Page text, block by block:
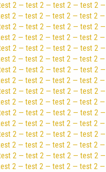
2 — test 2 — test 2 — test
2 — test 2 — test 2 — test 2
2 — test 2 — test 2 — test
2 — test 2 — test 2 — test 2
2 — test 2 — test 2 — test
2 — test 2 — test 2 — test 2
2 — test 2 — test 2 — test
2 — test 2 — test 2 — test 2
2 — test 2 — test 2 — test
2 — test 2 — test 2 — test 2
2 — test 2 — test 2 — test
2 — test 2 — test 2 — test 2
2 — test 2 — test 2 — test
2 — test 2 — test 2 — test 2
2 — test 2 — test 2 — test
2 — test 2 — test 2 — test 2